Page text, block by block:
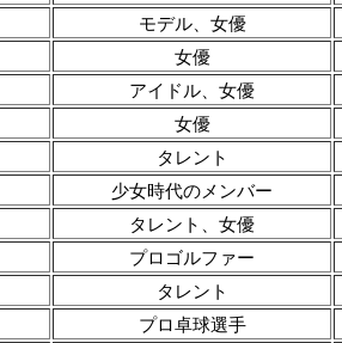
モデル、女優
女優
アイドル、女優
女優
タレント
少女時代のメンバー
タレント、女優
プロゴルファー
タレント
プロ卓球選手